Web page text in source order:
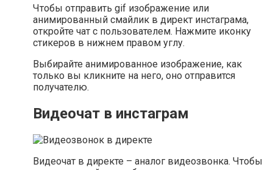
Чтобы отправить gif изображение или
анимированный смайлик в директ инстаграма,
откройте чат с пользователем. Нажмите иконку
стикеров в нижнем правом углу.
Выбирайте анимированное изображение, как
только вы кликните на него, оно отправится
получателю.
Видеочат в инстаграм
Видеочат в директе – аналог видеозвонка. Чтобы